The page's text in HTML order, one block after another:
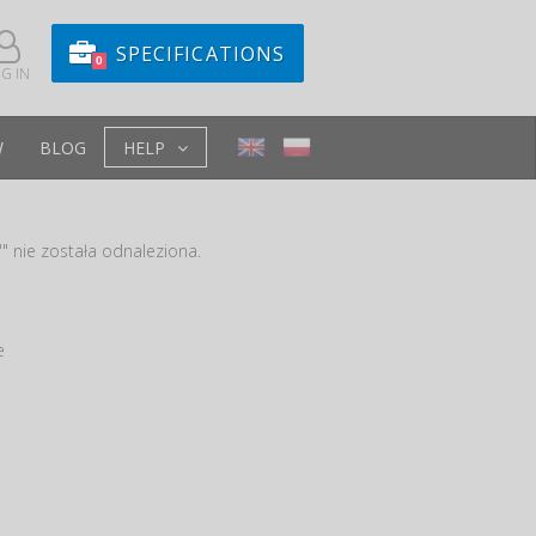
IN
0 SPECIFICATIONS
BLOG HELP
została odnaleziona.